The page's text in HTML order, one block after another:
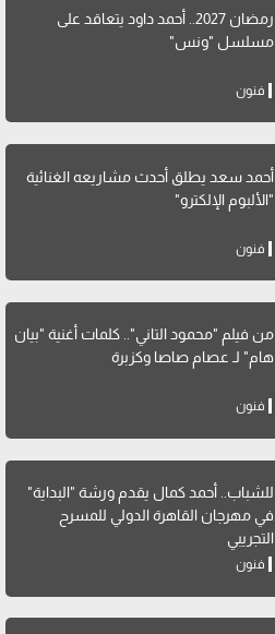
رمضان 2027.. أحمد داود يتعاقد على
مسلسل "ونس"
فنون
أحمد سعد يطلق أحدث مشاريعه الغنائية
"الألبوم الإلكترو"
فنون
من فيلم "محمود التاني".. كلمات أغنية "بيان
هام" لـ عصام صاصا وكزبرة
فنون
للشباب.. أحمد كمال يقدم ورشة "البداية"
في مهرجان القاهرة الدولي للمسرح
التجريبي
فنون